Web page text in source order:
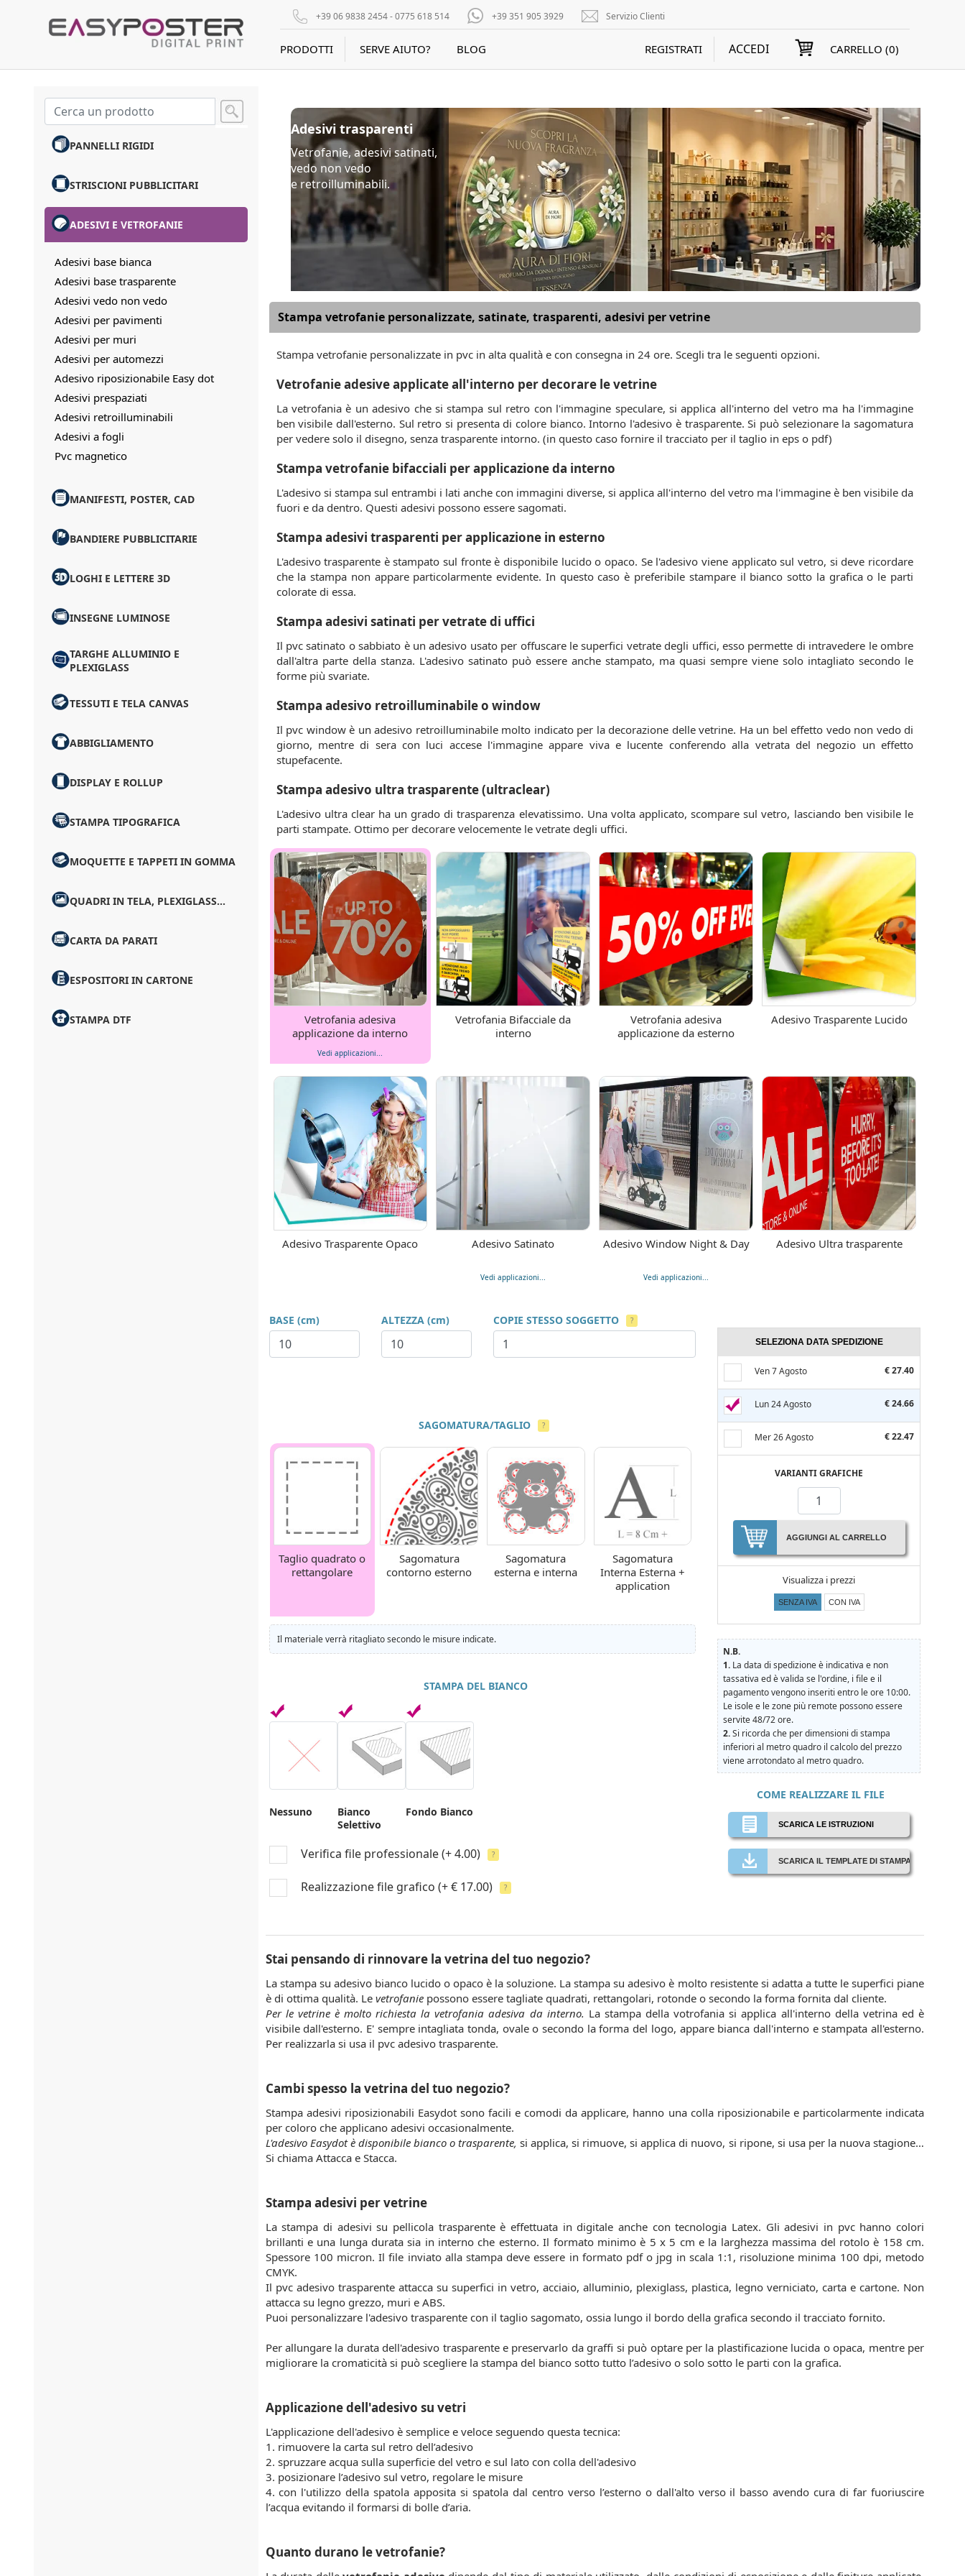
+39 06 9838 2454 - 0775 618 514 +39 351 905 3929 Servizio Clienti
PRODOTTI SERVE AIUTO? BLOG REGISTRATI ACCEDI CARRELLO (0)
PANNELLI RIGIDI
STRISCIONI PUBBLICITARI
ADESIVI E VETROFANIE
Adesivi base bianca
Adesivi base trasparente
Adesivi vedo non vedo
Adesivi per pavimenti
Adesivi per muri
Adesivi per automezzi
Adesivo riposizionabile Easy dot
Adesivi prespaziati
Adesivi retroilluminabili
Adesivi a fogli
Pvc magnetico
MANIFESTI, POSTER, CAD
BANDIERE PUBBLICITARIE
LOGHI E LETTERE 3D
INSEGNE LUMINOSE
TARGHE ALLUMINIO E
PLEXIGLASS
TESSUTI E TELA CANVAS
ABBIGLIAMENTO
DISPLAY E ROLLUP
STAMPA TIPOGRAFICA
MOQUETTE E TAPPETI IN GOMMA
QUADRI IN TELA, PLEXIGLASS...
CARTA DA PARATI
ESPOSITORI IN CARTONE
STAMPA DTF
Adesivi trasparenti
Vetrofanie, adesivi satinati,
vedo non vedo
e retroilluminabili.
Stampa vetrofanie personalizzate, satinate, trasparenti, adesivi per vetrine
Stampa vetrofanie personalizzate in pvc in alta qualità e con consegna in 24 ore. Scegli tra le seguenti opzioni.
Vetrofanie adesive applicate all'interno per decorare le vetrine
La vetrofania è un adesivo che si stampa sul retro con l'immagine speculare, si applica all'interno del vetro ma ha l'immagine
ben visibile dall'esterno. Sul retro si presenta di colore bianco. Intorno l'adesivo è trasparente. Si può selezionare la sagomatura
per vedere solo il disegno, senza trasparente intorno. (in questo caso fornire il tracciato per il taglio in eps o pdf)
Stampa vetrofanie bifacciali per applicazione da interno
L'adesivo si stampa sul entrambi i lati anche con immagini diverse, si applica all'interno del vetro ma l'immagine è ben visibile da
fuori e da dentro. Questi adesivi possono essere sagomati.
Stampa adesivi trasparenti per applicazione in esterno
L'adesivo trasparente è stampato sul fronte è disponibile lucido o opaco. Se l'adesivo viene applicato sul vetro, si deve ricordare
che la stampa non appare particolarmente evidente. In questo caso è preferibile stampare il bianco sotto la grafica o le parti
colorate di essa.
Stampa adesivi satinati per vetrate di uffici
Il pvc satinato o sabbiato è un adesivo usato per offuscare le superfici vetrate degli uffici, esso permette di intravedere le ombre
dall'altra parte della stanza. L'adesivo satinato può essere anche stampato, ma quasi sempre viene solo intagliato secondo le
forme più svariate.
Stampa adesivo retroilluminabile o window
Il pvc window è un adesivo retroilluminabile molto indicato per la decorazione delle vetrine. Ha un bel effetto vedo non vedo di
giorno, mentre di sera con luci accese l'immagine appare viva e lucente conferendo alla vetrata del negozio un effetto
stupefacente.
Stampa adesivo ultra trasparente (ultraclear)
L'adesivo ultra clear ha un grado di trasparenza elevatissimo. Una volta applicato, scompare sul vetro, lasciando ben visibile le
parti stampate. Ottimo per decorare velocemente le vetrate degli uffici.
Vetrofania adesiva
applicazione da interno
Vedi applicazioni...
Vetrofania Bifacciale da
interno
Vetrofania adesiva
applicazione da esterno
Adesivo Trasparente Lucido
Adesivo Trasparente Opaco Adesivo Satinato
Vedi applicazioni...
Adesivo Window Night & Day
Vedi applicazioni...
Adesivo Ultra trasparente
BASE (cm) ALTEZZA (cm) COPIE STESSO SOGGETTO ?
SAGOMATURA/TAGLIO ?
Taglio quadrato o
rettangolare
Sagomatura
contorno esterno
Sagomatura
esterna e interna
Sagomatura
Interna Esterna +
application
Il materiale verrà ritagliato secondo le misure indicate.
STAMPA DEL BIANCO
Nessuno
Bianco
Selettivo
Fondo Bianco
Verifica file professionale (+ 4.00) ?
Realizzazione file grafico (+ € 17.00) ?
SELEZIONA DATA SPEDIZIONE
Ven 7 Agosto € 27.40
Lun 24 Agosto € 24.66
Mer 26 Agosto € 22.47
VARIANTI GRAFICHE
AGGIUNGI AL CARRELLO
Visualizza i prezzi
SENZA IVA CON IVA
N.B.
1. La data di spedizione è indicativa e non
tassativa ed è valida se l'ordine, i file e il
pagamento vengono inseriti entro le ore 10:00.
Le isole e le zone più remote possono essere
servite 48/72 ore.
2.Si ricorda che per dimensioni di stampa
inferiori al metro quadro il calcolo del prezzo
viene arrotondato al metro quadro.
COME REALIZZARE IL FILE
SCARICA LE ISTRUZIONI
SCARICA IL TEMPLATE DI STAMPA
Stai pensando di rinnovare la vetrina del tuo negozio?
La stampa su adesivo bianco lucido o opaco è la soluzione. La stampa su adesivo è molto resistente si adatta a tutte le superfici piane
è di ottima qualità. Le vetrofaniepossono essere tagliate quadrati, rettangolari, rotonde o secondo la forma fornita dal cliente.
Per le vetrine è molto richiesta la vetrofania adesiva da interno. La stampa della votrofania si applica all'interno della vetrina ed è
visibile dall'esterno. E' sempre intagliata tonda, ovale o secondo la forma del logo, appare bianca dall'interno e stampata all'esterno.
Per realizzarla si usa il pvc adesivo trasparente.
Cambi spesso la vetrina del tuo negozio?
Stampa adesivi riposizionabili Easydot sono facili e comodi da applicare, hanno una colla riposizionabile e particolarmente indicata
per coloro che applicano adesivi occasionalmente.
L'adesivo Easydot è disponibile bianco o trasparente, si applica, si rimuove, si applica di nuovo, si ripone, si usa per la nuova stagione…
Si chiama Attacca e Stacca.
Stampa adesivi per vetrine
La stampa di adesivi su pellicola trasparente è effettuata in digitale anche con tecnologia Latex. Gli adesivi in pvc hanno colori
brillanti e una lunga durata sia in interno che esterno. Il formato minimo è 5 x 5 cm e la larghezza massima del rotolo è 158 cm.
Spessore 100 micron. Il file inviato alla stampa deve essere in formato pdf o jpg in scala 1:1, risoluzione minima 100 dpi, metodo
CMYK.
Il pvc adesivo trasparente attacca su superfici in vetro, acciaio, alluminio, plexiglass, plastica, legno verniciato, carta e cartone. Non
attacca su legno grezzo, muri e ABS.
Puoi personalizzare l'adesivo trasparente con il taglio sagomato, ossia lungo il bordo della grafica secondo il tracciato fornito.
Per allungare la durata dell'adesivo trasparente e preservarlo da graffi si può optare per la plastificazione lucida o opaca, mentre per
migliorare la cromaticità si può scegliere la stampa del bianco sotto tutto l’adesivo o solo sotto le parti con la grafica.
Applicazione dell'adesivo su vetri
L'applicazione dell'adesivo è semplice e veloce seguendo questa tecnica:
1. rimuovere la carta sul retro dell’adesivo
2. spruzzare acqua sulla superficie del vetro e sul lato con colla dell'adesivo
3. posizionare l’adesivo sul vetro, regolare le misure
4. con l'utilizzo della spatola apposita si spatola dal centro verso l’esterno o dall'alto verso il basso avendo cura di far fuoriuscire
l’acqua evitando il formarsi di bolle d’aria.
Quanto durano le vetrofanie?